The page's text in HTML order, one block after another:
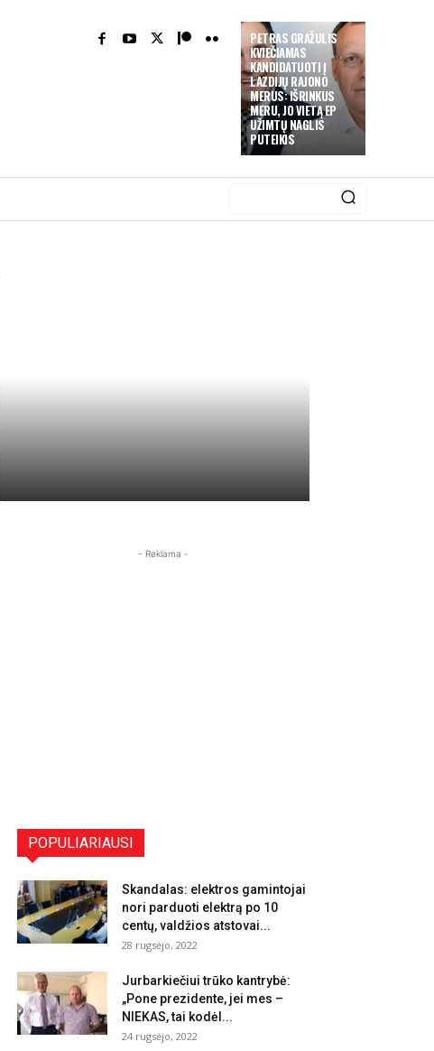
PETRAS GRAŽULIS
KVIEČIAMAS
KANDIDATUOTI Į
LAZDIJŲ RAJONO
MERUS: IŠRINKUS
MERU, JO VIETĄ EP
UŽIMTŲ NAGLIS
PUTEIKIS
- Reklama -
POPULIARIAUSI
Skandalas: elektros gamintojai
nori parduoti elektrą po 10
centų, valdžios atstovai...
28 rugsėjo, 2022
Jurbarkiečiui trūko kantrybė:
„Pone prezidente, jei mes –
NIEKAS, tai kodėl...
24 rugsėjo, 2022